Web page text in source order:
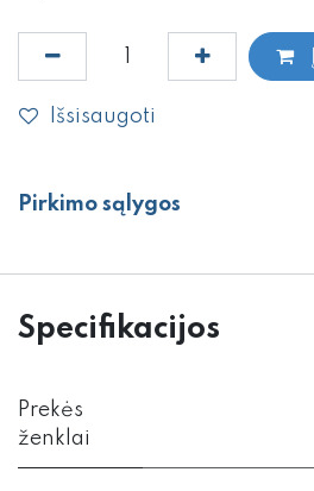
Išsisaugoti
Pirkimo sąlygos
Specifikacijos
Prekės
ženklai